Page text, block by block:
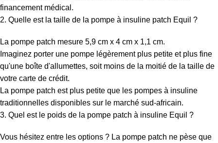
financement médical.
2. Quelle est la taille de la pompe à insuline patch Equil ?
La pompe patch mesure 5,9 cm x 4 cm x 1,1 cm.
Imaginez porter une pompe légèrement plus petite et plus fine
qu'une boîte d'allumettes, soit moins de la moitié de la taille de
votre carte de crédit.
La pompe patch est plus petite que les pompes à insuline
traditionnelles disponibles sur le marché sud-africain.
3. Quel est le poids de la pompe patch à insuline Equil ?
Vous hésitez entre les options ? La pompe patch ne pèse que